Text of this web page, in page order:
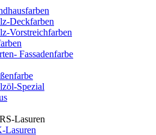
Deckfarben
Vorstreichfarben
Fassadenfarbe
Spezial
Lasuren
Lasuren